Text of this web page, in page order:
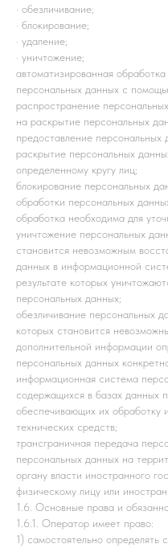
· обезличивание;
· блокирование;
· удаление;
· уничтожение;
автоматизированная
персональных данных с
распространение
на раскрытие персональных
предоставление
раскрытие персональных
определенному кругу лиц;
блокирование персональных
обработки персональных
обработка необходима для
уничтожение персональных
становится невозможным
данных в информационной
результате которых
персональных данных;
обезличивание персональных
которых становится
дополнительной информации
персональных данных
информационная система
содержащихся в базах данных
обеспечивающих их обработку
технических средств;
трансграничная передача
персональных данных на
органу власти иностранного
физическому лицу или
1.6. Основные права и
1.6.1. Оператор имеет право:
1) самостоятельно определять